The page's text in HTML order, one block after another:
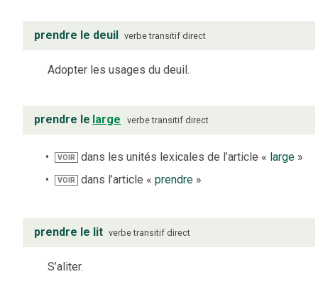
prendre le deuil verbe transitif direct
Adopter les usages du deuil.
prendre le large verbe transitif direct
VOIR dans les unités lexicales de l’article « large »
VOIR dans l’article «prendre »
prendre le lit verbe transitif direct
S’aliter.